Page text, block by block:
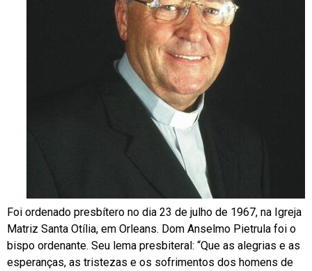
Foi ordenado presbítero no dia 23 de julho de 1967, na Igreja
Matriz Santa Otília, em Orleans. Dom Anselmo Pietrula foi o
bispo ordenante. Seu lema presbiteral: “Que as alegrias e as
esperanças, as tristezas e os sofrimentos dos homens de